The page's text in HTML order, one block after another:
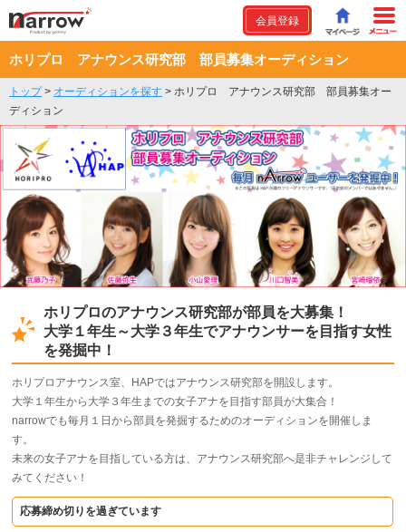
会員登録
ホリプロ アナウンス研究部 部員募集オーディション
トップ> オーディションを探す > ホリプロ アナウンス研究部 部員募集オー
ディション
ホリプロのアナウンス研究部が部員を大募集！
大学１年生～大学３年生でアナウンサーを目指す女性
を発掘中！
ホリプロアナウンス室、HAPではアナウンス研究部を開設します。
大学１年生から大学３年生までの女子アナを目指す部員が大集合！
narrowでも毎月１日から部員を発掘するためのオーディションを開催しま
す。
未来の女子アナを目指している方は、アナウンス研究部へ是非チャレンジして
みてください！
応募締め切りを過ぎています